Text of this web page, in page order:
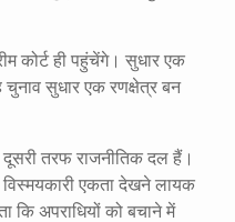
कोर्ट ही पहुंचेंगे। सुधार एक
सुधार एक रणक्षेत्र बन
तरफ राजनीतिक दल हैं।
विस्मयकारी एकता देखने लायक
कि अपराधियों को बचाने में